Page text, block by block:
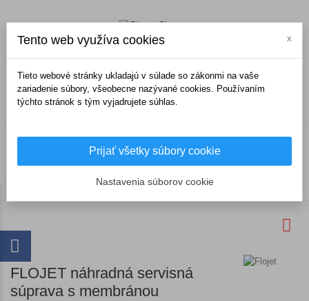
0
Úvodná stránka Lodné príslušenstvo a doplnky
Inštalatérske a sanitárne zariadenia Bilge pumpy a vodné čerpadlá
FLOJET náhradná servisná súprava s membránou
FLOJET náhradná servisná
súprava s membránou
Tento web využíva cookies x
Tieto webové stránky ukladajú v súlade so zákonmi na vaše
zariadenie súbory, všeobecne nazývané cookies. Používaním
týchto stránok s tým vyjadrujete súhlas.
Prijať všetky súbory cookie
Nastavenia súborov cookie